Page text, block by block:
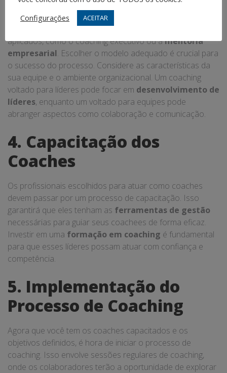
Existem diferentes modelos de coaching que podem ser
aplicados, como o coaching executivo ou amentoria
empresarial. Escolher o modelo adequado é crucial para
o sucesso do processo. Considere as características da
sua equipe e o ambiente organizacional. Um coaching
voltado para líderes pode focar em desenvolvimento de
líderes, enquanto um voltado para equipes pode
abranger aspectos como colaboração e comunicação.
4. Capacitação dos
Coaches
Os profissionais escolhidos para atuar como coaches
devem passar por um processo de capacitação. Isso
garantirá que eles tenham as ferramentas de gestão
necessárias para guiar seus coachees de forma eficaz.
Investir em uma formação em coaching é fundamental
para que esses líderes possam atuar com confiança e
competência.
5. Implementação do
Processo de Coaching
Agora que você tem os coaches capacitados e os
objetivos definidos, é hora de iniciar o processo de
coaching. Isso envolve sessões regulares de coaching,
onde os colaboradores terão a oportunidade de explorar
Configurações
ACEITAR